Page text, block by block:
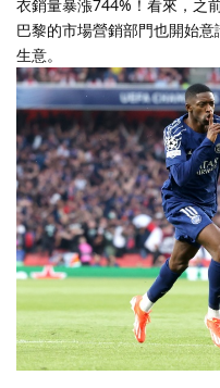
衣銷量暴漲744%！看來，之
巴黎的市場營銷部門也開始
生意。